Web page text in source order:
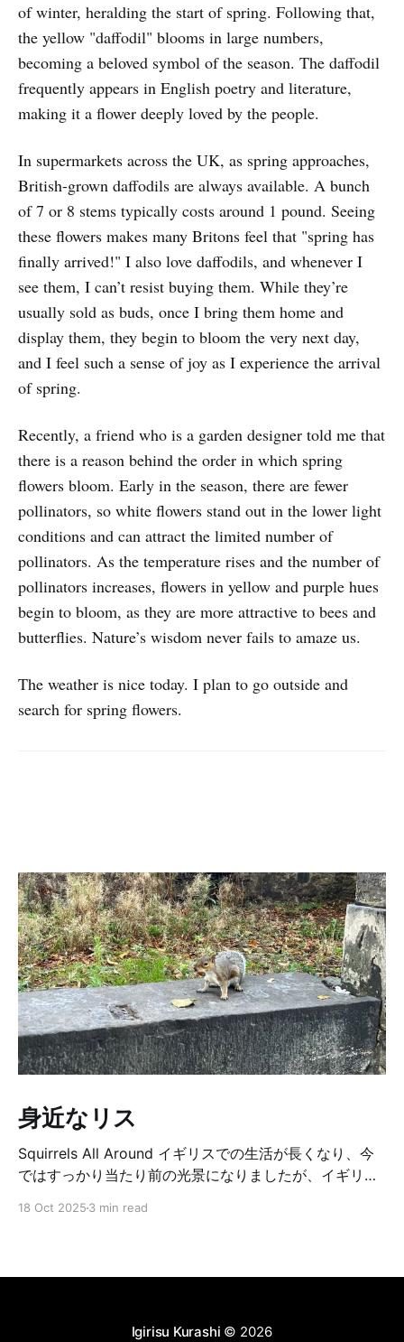
of winter, heralding the start of spring. Following that,
the yellow "daffodil" blooms in large numbers,
becoming a beloved symbol of the season. The daffodil
frequently appears in English poetry and literature,
making it a flower deeply loved by the people.
In supermarkets across the UK, as spring approaches,
British-grown daffodils are always available. A bunch
of 7 or 8 stems typically costs around 1 pound. Seeing
these flowers makes many Britons feel that "spring has
finally arrived!" I also love daffodils, and whenever I
see them, I can’t resist buying them. While they’re
usually sold as buds, once I bring them home and
display them, they begin to bloom the very next day,
and I feel such a sense of joy as I experience the arrival
of spring.
Recently, a friend who is a garden designer told me that
there is a reason behind the order in which spring
flowers bloom. Early in the season, there are fewer
pollinators, so white flowers stand out in the lower light
conditions and can attract the limited number of
pollinators. As the temperature rises and the number of
pollinators increases, flowers in yellow and purple hues
begin to bloom, as they are more attractive to bees and
butterflies. Nature’s wisdom never fails to amaze us.
The weather is nice today. I plan to go outside and
search for spring flowers.
身近なリス
Squirrels All Around イギリスでの生活が長くなり、今
ではすっかり当たり前の光景になりましたが、イギリス
たどんぐりの芽が出ているのを見つけて、思わずほっこ
18 Oct 2025 3 min read
Igirisu Kurashi © 2026